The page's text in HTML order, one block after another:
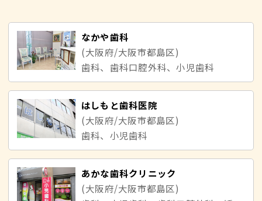
なかや歯科
(大阪府/大阪市都島区)
歯科、歯科口腔外科、小児歯科
はしもと歯科医院
(大阪府/大阪市都島区)
歯科、小児歯科
あかな歯科クリニック
(大阪府/大阪市都島区)